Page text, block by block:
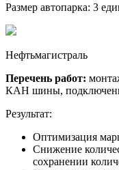
Размер автопарка: 3
Нефтьмагистраль
Перечень работ:
КАН шины,
Результат:
Оптимизация
Снижение
сохранении